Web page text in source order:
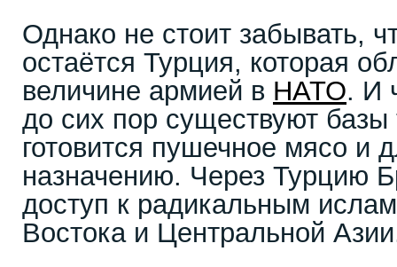
Однако не стоит забывать,
остаётся Турция, которая
величине армией в НАТО. И
до сих пор существуют базы
готовится пушечное мясо и
назначению. Через Турцию
доступ к радикальным
Востока и Центральной